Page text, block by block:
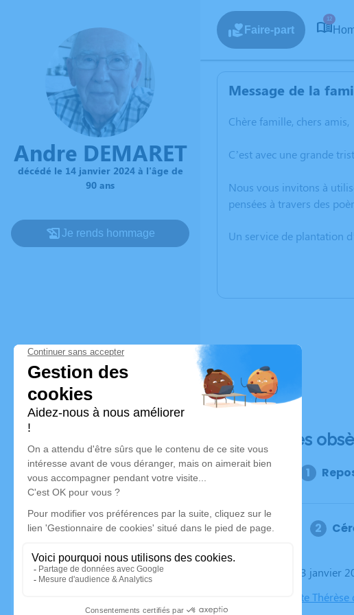
Andre DEMARET
décédé le 14 janvier 2024 à l'âge de
90 ans
Je rends hommage
Faire-part
12
Message de la
Chère famille, chers amis,
C’est avec une grande
Nous vous invitons à
pensées à travers des
Un service de plantation
Déroulé des
Le mardi 23 janvier
Église Sainte